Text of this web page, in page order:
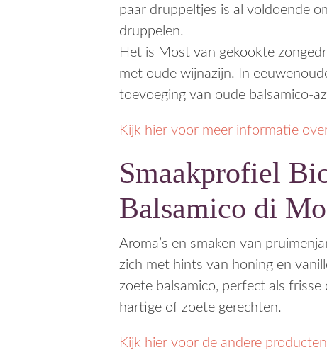
paar druppeltjes is al voldoende
druppelen.
Het is Most van gekookte
met oude wijnazijn. In
toevoeging van oude balsamico-
Kijk hier voor meer informatie
Smaakprofiel
Balsamico di
Aroma’s en smaken van
zich met hints van honing en
zoete balsamico, perfect als
hartige of zoete gerechten.
Kijk hier voor de andere